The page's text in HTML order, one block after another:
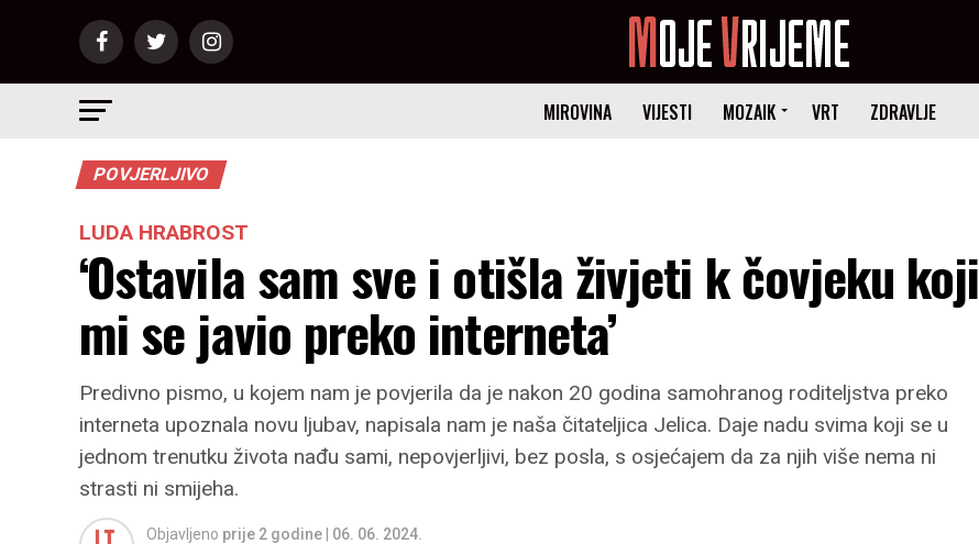
MIROVINA VIJESTI MOZAIK VRT ZDRAVLJE
POVJERLJIVO
LUDA HRABROST
‘Ostavila sam sve i otišla živjeti k čovjeku koji
mi se javio preko interneta’
Predivno pismo, u kojem nam je povjerila da je nakon 20 godina samohranog roditeljstva preko
interneta upoznala novu ljubav, napisala nam je naša čitateljica Jelica. Daje nadu svima koji se u
jednom trenutku života nađu sami, nepovjerljivi, bez posla, s osjećajem da za njih više nema ni
strasti ni smijeha.
Objavljeno prije 2 godine
06. 06. 2024.